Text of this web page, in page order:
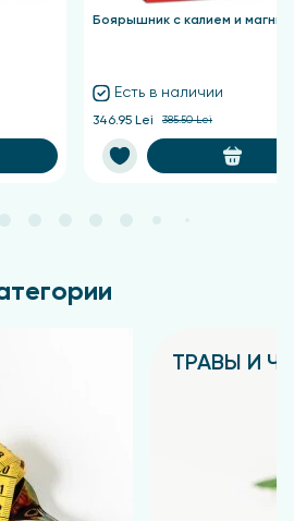
Боярышник с калием и
Есть в наличии
346.95 Lei 385.50 Lei
ТРАВЫ И